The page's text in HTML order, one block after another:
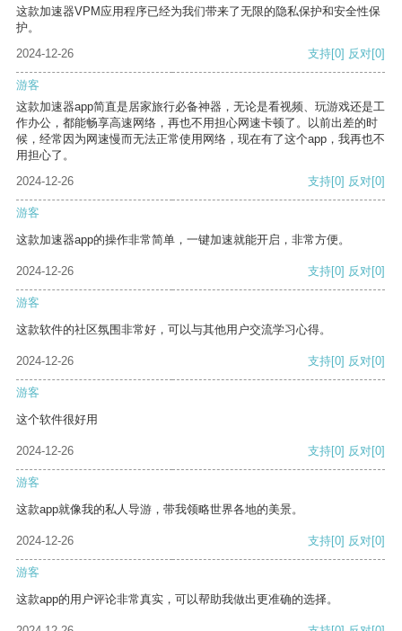
这款加速器VPM应用程序已经为我们带来了无限的隐私保护和安全性保
护。
2024-12-26
支持[0] 反对[0]
游客
这款加速器app简直是居家旅行必备神器，无论是看视频、玩游戏还是工
作办公，都能畅享高速网络，再也不用担心网速卡顿了。以前出差的时
候，经常因为网速慢而无法正常使用网络，现在有了这个app，我再也不
用担心了。
2024-12-26
支持[0] 反对[0]
游客
这款加速器app的操作非常简单，一键加速就能开启，非常方便。
2024-12-26 支持[0] 反对[0]
游客
这款软件的社区氛围非常好，可以与其他用户交流学习心得。
2024-12-26 支持[0] 反对[0]
游客
这个软件很好用
2024-12-26 支持[0] 反对[0]
游客
这款app就像我的私人导游，带我领略世界各地的美景。
2024-12-26 支持[0] 反对[0]
游客
这款app的用户评论非常真实，可以帮助我做出更准确的选择。